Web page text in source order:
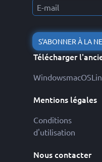
S'ABONNER À LA
Télécharger
WindowsmacOS
Mentions légales
Conditions
d'utilisation
Nous contacter